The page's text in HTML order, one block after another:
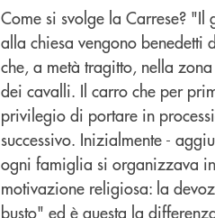
Come si svolge la Carrese?
alla chiesa vengono
che, a metà tragitto, nella
dei cavalli. Il carro che per
privilegio di portare in
successivo. Inizialmente -
ogni famiglia si organizzava
motivazione religiosa: la
busto" ed è questa la